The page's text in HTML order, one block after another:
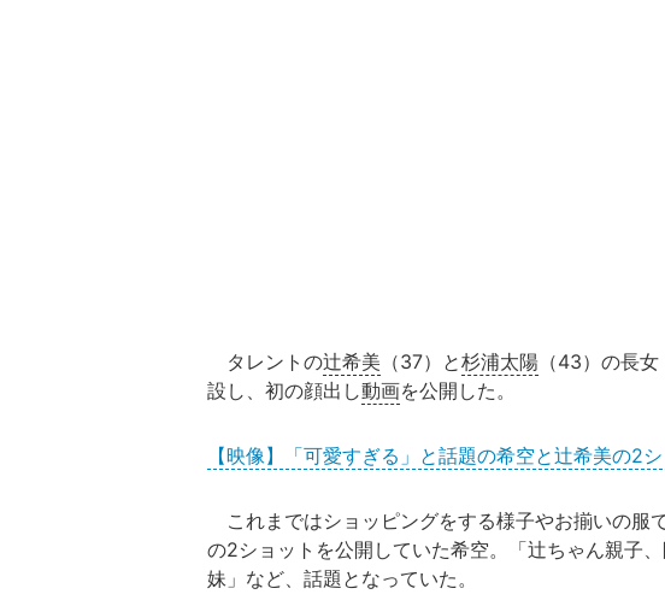
タレントの辻希美 （37）と杉浦太陽 （43）の長女
設し、初の顔出し動画を公開した。
【映像】「可愛すぎる」と話題の希空と辻希美の2
これまではショッピングをする様子やお揃いの服
の2ショットを公開していた希空。「辻ちゃん親子
妹」など、話題となっていた。